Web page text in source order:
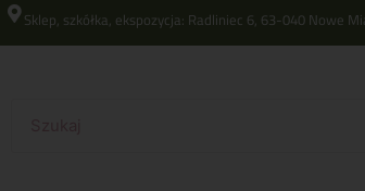
Sklep, szkółka, ekspozycja: Radliniec 6, 63-040 Nowe